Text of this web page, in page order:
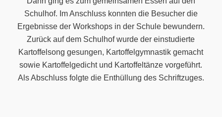
Schulhof. Im Anschluss konnten die Besucher die
Ergebnisse der Workshops in der Schule bewundern.
Zurück auf dem Schulhof wurde der einstudierte
Kartoffelsong gesungen, Kartoffelgymnastik gemacht
sowie Kartoffelgedicht und Kartoffeltänze vorgeführt.
Als Abschluss folgte die Enthüllung des Schriftzuges.